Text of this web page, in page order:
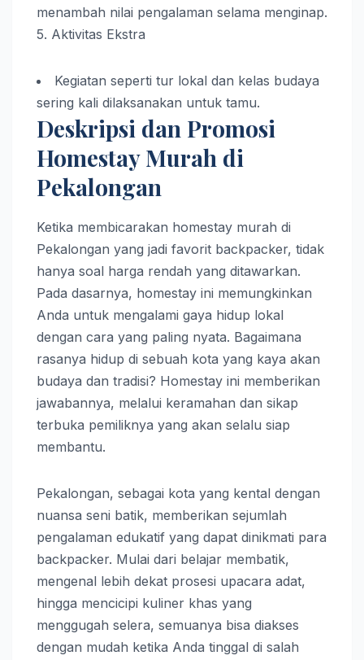
menambah nilai pengalaman selama menginap.
5. Aktivitas Ekstra
Kegiatan seperti tur lokal dan kelas budaya
sering kali dilaksanakan untuk tamu.
Deskripsi dan Promosi
Homestay Murah di
Pekalongan
Ketika membicarakan homestay murah di
Pekalongan yang jadi favorit backpacker, tidak
hanya soal harga rendah yang ditawarkan.
Pada dasarnya, homestay ini memungkinkan
Anda untuk mengalami gaya hidup lokal
dengan cara yang paling nyata. Bagaimana
rasanya hidup di sebuah kota yang kaya akan
budaya dan tradisi? Homestay ini memberikan
jawabannya, melalui keramahan dan sikap
terbuka pemiliknya yang akan selalu siap
membantu.
Pekalongan, sebagai kota yang kental dengan
nuansa seni batik, memberikan sejumlah
pengalaman edukatif yang dapat dinikmati para
backpacker. Mulai dari belajar membatik,
mengenal lebih dekat prosesi upacara adat,
hingga mencicipi kuliner khas yang
menggugah selera, semuanya bisa diakses
dengan mudah ketika Anda tinggal di salah